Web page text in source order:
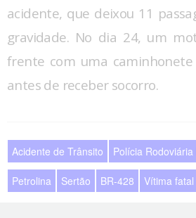
acidente, que deixou 11
gravidade. No dia 24, um
frente com uma
antes de receber socorro.
Acidente de Trânsito Polícia
Petrolina Sertão BR-428 Vítima fatal